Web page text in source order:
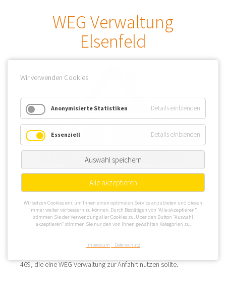
WEG Verwaltung
Elsenfeld
Elsenfeld ist eine Marktgemeinde im nördlichen Teil des
Landkreises Miltenberg, wo Elsenfeld auch an den Landkreis
Aschaffenburg grenzt. Eine WEG Verwaltung findet Immobilien in
469, die eine WEG Verwaltung zur Anfahrt nutzen sollte.
Wir verwenden Cookies
Anonymisierte Statistiken Details einblenden
Essenziell Details einblenden
Auswahl speichern
Alle akzeptieren
Wir setzen Cookies ein, um Ihnen einen optimalen Service anzubieten und diesen
immer weiter verbessern zu können. Durch Bestätigen von “Alle akzeptieren”
stimmen Sie der Verwendung aller Cookies zu. Über den Button “Auswahl
akzeptieren” stimmen Sie nur den von Ihnen gewählten Kategorien zu.
Impressum Datenschutz